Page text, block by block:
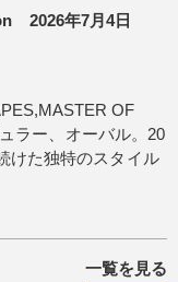
2026年7月4日
OF
ラー、オーバル。20
けた独特のスタイル
一覧を見る